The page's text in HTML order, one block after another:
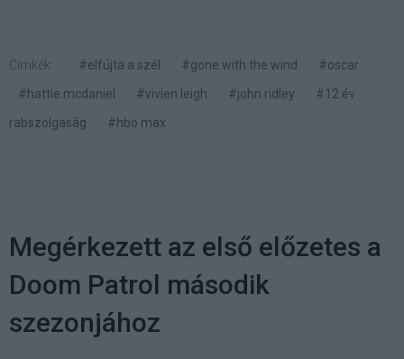
Címkék: #elfújta a szél #gone with the wind
#oscar
#hattie mcdaniel
#vivien leigh #john ridley
#12 év
rabszolgaság
#hbo max
Megérkezett az első előzetes a
Doom Patrol második
szezonjához